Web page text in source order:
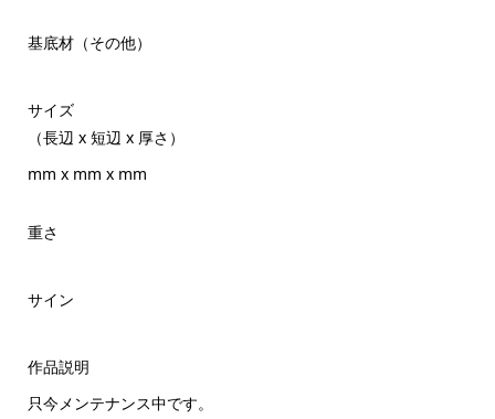
基底材（その他）
サイズ
（長辺 x 短辺 x 厚さ）
mm x mm x mm
重さ
サイン
作品説明
只今メンテナンス中です。